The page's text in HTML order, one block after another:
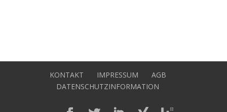
KONTAKT IMPRESSUM
AGB
DATENSCHUTZINFORMATION